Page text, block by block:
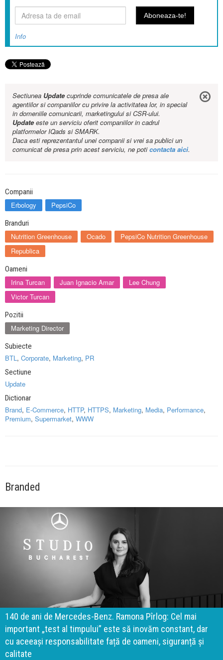
Info
Sectiunea Updatecuprinde comunicatele de presa ale
agentiilor si companiilor cu privire la activitatea lor, in special
in domeniile comunicarii, marketingului si CSR-ului.
Updateeste un serviciu oferit companiilor in cadrul
platformelor IQads si SMARK.
Daca esti reprezentantul unei companii si vrei sa publici un
comunicat de presa prin acest serviciu, ne poticontacta aici.
Companii
Erbology PepsiCo
Branduri
Nutrition Greenhouse Ocado
PepsiCo Nutrition Greenhouse
Republica
Oameni
Irina Turcan Juan Ignacio Amar
Lee Chung
Victor Turcan
Pozitii
Marketing Director
Subiecte
BTL, Corporate, Marketing, PR
Sectiune
Update
Dictionar
Brand, E-Commerce, HTTP, HTTPS, Marketing, Media, Performance,
Premium, Supermarket, WWW
Branded
140 de ani de Mercedes-Benz. Ramona Pîrlog: Cel mai
important „test al timpului” este să inovăm constant, dar
cu aceeași responsabilitate față de oameni, siguranță și
calitate